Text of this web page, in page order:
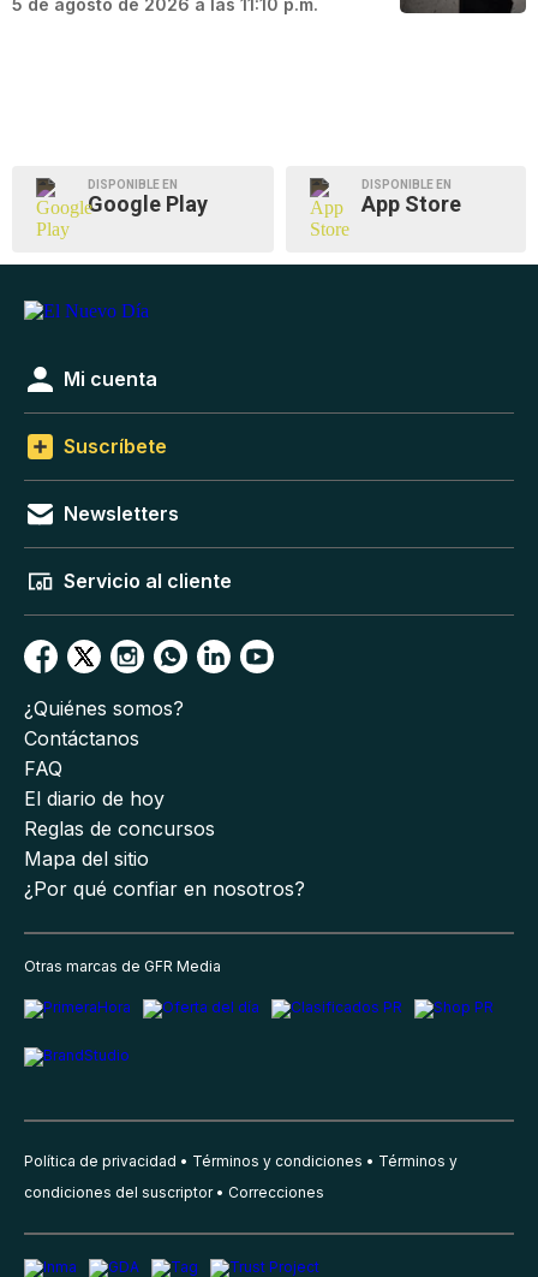
5 de agosto de 2026 a las 11:10 p.m.
DISPONIBLE EN
Google Play
DISPONIBLE EN
App Store
Mi cuenta
Suscríbete
Newsletters
Servicio al cliente
¿Quiénes somos?
Contáctanos
FAQ
El diario de hoy
Reglas de concursos
Mapa del sitio
¿Por qué confiar en nosotros?
Otras marcas de GFR Media
Política de privacidad Términos y condiciones
Términos y
condiciones del suscriptor
Correcciones